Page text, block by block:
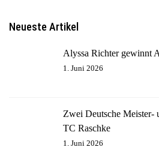
Neueste Artikel
Alyssa Richter gewinnt
1. Juni 2026
Zwei Deutsche Meister-
TC Raschke
1. Juni 2026